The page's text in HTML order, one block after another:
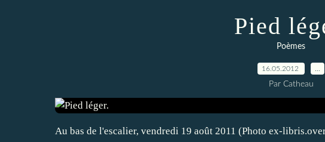
Pied
Poèmes
16.05.2012
Par Catheau
Au bas de l'escalier, vendredi 19 août 2011 (Photo ex-